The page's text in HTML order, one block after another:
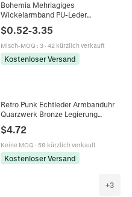
Bohemia Mehrlagiges
Wickelarmband PU-Leder
Legierung Strass Blessed Kreuz
Herz Lebensbaum
Magnetverschluss Damen
$0.52-3.35
Misch-MOQ : 3· 42 kürzlich verkauft
Kostenloser Versand
Retro Punk Echtleder Armbanduhr
Quarzwerk Bronze Legierung
Vintage Hip Hop Armreif
$4.72
Keine MOQ · 58 kürzlich verkauft
Kostenloser Versand
+3